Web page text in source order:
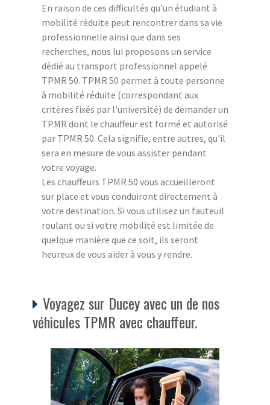
En raison de ces difficultés qu'un étudiant à
mobilité réduite peut rencontrer dans sa vie
professionnelle ainsi que dans ses
recherches, nous lui proposons un service
dédié au transport professionnel appelé
TPMR 50. TPMR 50 permet à toute personne
à mobilité réduite (correspondant aux
critères fixés par l'université) de demander un
TPMR dont le chauffeur est formé et autorisé
par TPMR 50. Cela signifie, entre autres, qu'il
sera en mesure de vous assister pendant
votre voyage.
Les chauffeurs TPMR 50 vous accueilleront
sur place et vous conduiront directement à
votre destination. Si vous utilisez un fauteuil
roulant ou si votre mobilité est limitée de
quelque manière que ce soit, ils seront
heureux de vous aider à vous y rendre.
Voyagez sur Ducey avec un de nos
véhicules TPMR avec chauffeur.